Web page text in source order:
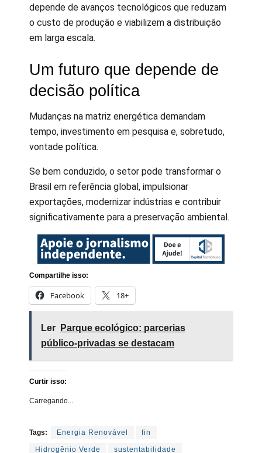
depende de avanços tecnológicos que reduzam
o custo de produção e viabilizem a distribuição
em larga escala.
Um futuro que depende de
decisão política
Mudanças na matriz energética demandam
tempo, investimento em pesquisa e, sobretudo,
vontade política.
Se bem conduzido, o setor pode transformar o
Brasil em referência global, impulsionar
exportações, modernizar indústrias e contribuir
significativamente para a preservação ambiental.
Compartilhe isso:
Facebook 18+
Ler
Parque ecológico: parcerias
público-privadas se destacam
Curtir isso:
Carregando...
Tags: Energia Renovável fin
Hidrogênio Verde sustentabilidade